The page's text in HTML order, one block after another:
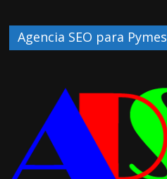
Agencia SEO para Pymes